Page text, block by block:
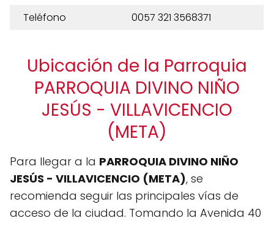
Teléfono
0057 321 3568371
Ubicación de la Parroquia
PARROQUIA DIVINO NIÑO
JESÚS - VILLAVICENCIO
(META)
Para llegar a la PARROQUIA DIVINO NIÑO
JESÚS - VILLAVICENCIO (META), se
recomienda seguir las principales vías de
acceso de la ciudad. Tomando la Avenida 40